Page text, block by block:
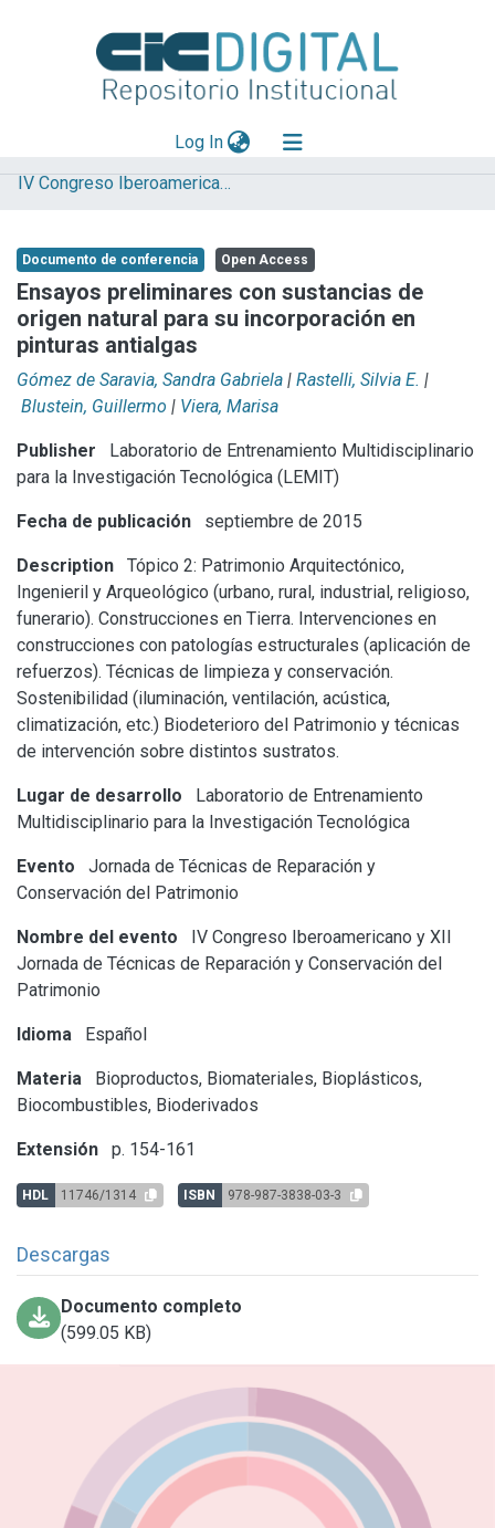
Log In(current)
Explorar
Aportar material
Statistics
IV Congreso Iberoamericano y XII Jornada de Técnicas de Reparación y Conservación del Patrimonio
Documento de conferencia Open Access
Ensayos preliminares con sustancias de
origen natural para su incorporación en
pinturas antialgas
Gómez de Saravia, Sandra Gabriela | Rastelli, Silvia E. |
Blustein, Guillermo | Viera, Marisa
Publisher
Laboratorio de Entrenamiento Multidisciplinario
para la Investigación Tecnológica (LEMIT)
Fecha de publicación septiembre de 2015
Description
Tópico 2: Patrimonio Arquitectónico,
Ingenieril y Arqueológico (urbano, rural, industrial, religioso,
funerario). Construcciones en Tierra. Intervenciones en
construcciones con patologías estructurales (aplicación de
refuerzos). Técnicas de limpieza y conservación.
Sostenibilidad (iluminación, ventilación, acústica,
climatización, etc.) Biodeterioro del Patrimonio y técnicas
de intervención sobre distintos sustratos.
Lugar de desarrollo
Laboratorio de Entrenamiento
Multidisciplinario para la Investigación Tecnológica
Evento
Jornada de Técnicas de Reparación y
Conservación del Patrimonio
Nombre del evento
IV Congreso Iberoamericano y XII
Jornada de Técnicas de Reparación y Conservación del
Patrimonio
Idioma Español
Materia
Bioproductos, Biomateriales, Bioplásticos,
Biocombustibles, Bioderivados
Extensión p. 154-161
HDL 11746/1314 ISBN 978-987-3838-03-3
Descargas
Documento completo
(599.05 KB)